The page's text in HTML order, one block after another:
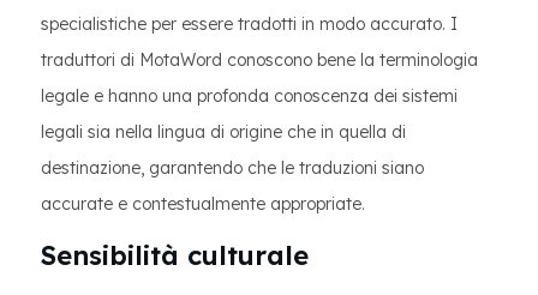
specialistiche per essere tradotti in modo accurato. I
traduttori di MotaWord conoscono bene la terminologia
legale e hanno una profonda conoscenza dei sistemi
legali sia nella lingua di origine che in quella di
destinazione, garantendo che le traduzioni siano
accurate e contestualmente appropriate.
Sensibilità culturale